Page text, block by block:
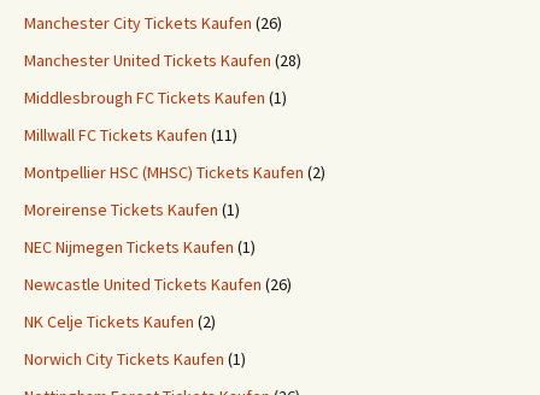
Manchester City Tickets Kaufen (26)
Manchester United Tickets Kaufen (28)
Middlesbrough FC Tickets Kaufen (1)
Millwall FC Tickets Kaufen (11)
Montpellier HSC (MHSC) Tickets Kaufen (2)
Moreirense Tickets Kaufen (1)
NEC Nijmegen Tickets Kaufen (1)
Newcastle United Tickets Kaufen (26)
NK Celje Tickets Kaufen (2)
Norwich City Tickets Kaufen (1)